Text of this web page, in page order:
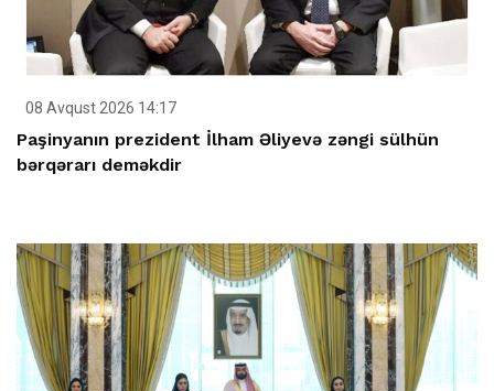
08 Avqust 2026 14:17
Paşinyanın prezident İlham Əliyevə zəngi sülhün
bərqərarı deməkdir